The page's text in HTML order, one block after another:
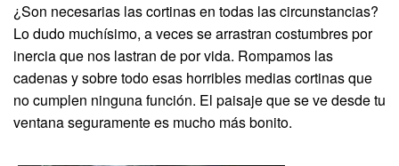
¿Son necesarias las cortinas en todas las circunstancias?
Lo dudo muchísimo, a veces se arrastran costumbres por
inercia que nos lastran de por vida. Rompamos las
cadenas y sobre todo esas horribles medias cortinas que
no cumplen ninguna función. El paisaje que se ve desde tu
ventana seguramente es mucho más bonito.